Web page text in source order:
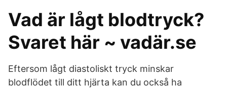
Vad är lågt blodtryck?
Svaret här ~ vadär.se
Eftersom lågt diastoliskt tryck minskar
blodflödet till ditt hjärta kan du också ha